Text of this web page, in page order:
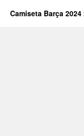
Camiseta Barça 2024